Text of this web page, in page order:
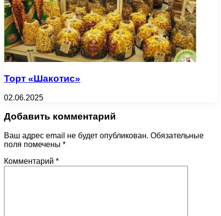
Торт «Шакотис»
02.06.2025
Добавить комментарий
Ваш адрес email не будет опубликован. Обязательные
поля помечены *
Комментарий *